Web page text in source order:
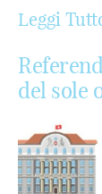
Leggi
del sole